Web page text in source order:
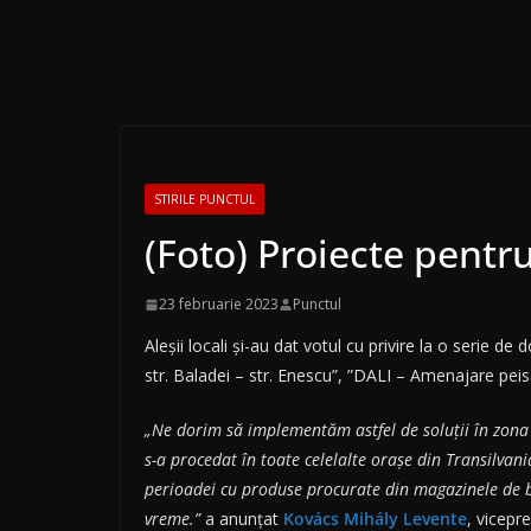
STIRILE PUNCTUL
(Foto) Proiecte
23 februarie 2023 Punctul
Aleșii locali și-au dat votul cu privire la o serie de
str. Baladei – str. Enescu”, ”DALI – Amenajare
„Ne dorim să implementăm astfel de soluții în
s-a procedat în toate celelalte orașe din
perioadei cu produse procurate din magazinele
vreme.”a anunțat Kovács Mihály Levente,